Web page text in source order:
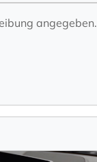
angegeben.